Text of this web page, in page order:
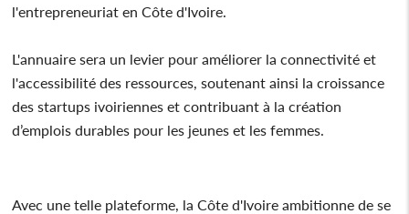
l'entrepreneuriat en Côte d'Ivoire.
L'annuaire sera un levier pour améliorer la connectivité et
l'accessibilité des ressources, soutenant ainsi la croissance
des startups ivoiriennes et contribuant à la création
d’emplois durables pour les jeunes et les femmes.
Avec une telle plateforme, la Côte d'Ivoire ambitionne de se